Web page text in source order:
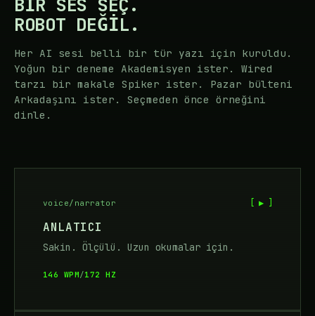
BIR SES SEÇ.
ROBOT DEĞIL.
Her AI sesi belli bir tür yazı için kuruldu.
Yoğun bir deneme Akademisyen ister. Wired
tarzı bir makale Spiker ister. Pazar bülteni
Arkadaşını ister. Seçmeden önce örneğini
dinle.
voice/narrator [ ▶ ]
ANLATICI
Sakin. Ölçülü. Uzun okumalar için.
146 WPM/172 HZ